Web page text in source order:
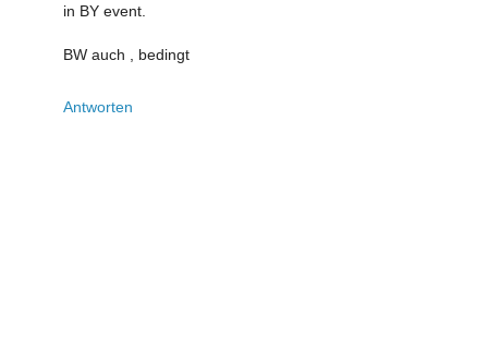
in BY event.
BW auch , bedingt
Antworten